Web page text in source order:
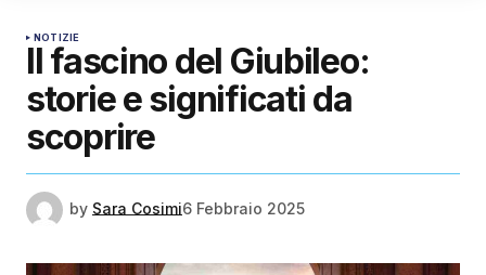
NOTIZIE
Il fascino del Giubileo:
storie e significati da
scoprire
by Sara Cosimi6 Febbraio 2025